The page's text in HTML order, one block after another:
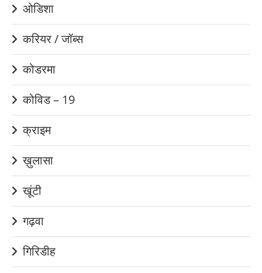
ओडिशा
करियर / जॉब्स
कोडरमा
कोविड – 19
क्राइम
ख़ुलासा
खूंटी
गढ़वा
गिरिडीह